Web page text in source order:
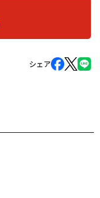
シェア